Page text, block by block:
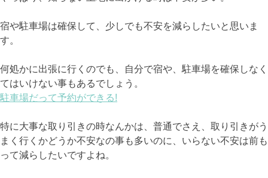
宿や駐車場は確保して、少しでも不安を減らしたいと思いま
す。
何処かに出張に行くのでも、自分で宿や、駐車場を確保しなく
てはいけない事もあるでしょう。
駐車場だって予約ができる!
特に大事な取り引きの時なんかは、普通でさえ、取り引きがう
まく行くかどうか不安なの事も多いのに、いらない不安は前も
って減らしたいですよね。